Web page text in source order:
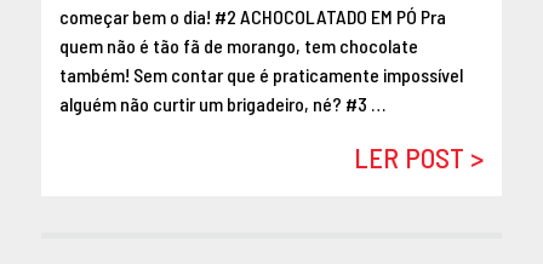
SETEMBRO 2015
AGOSTO 2015
JULHO 2015
JUNHO 2015
começar bem o dia! #2 ACHOCOLATADO EM PÓ Pra
quem não é tão fã de morango, tem chocolate
também! Sem contar que é praticamente impossível
alguém não curtir um brigadeiro, né? #3 …
LER POST >